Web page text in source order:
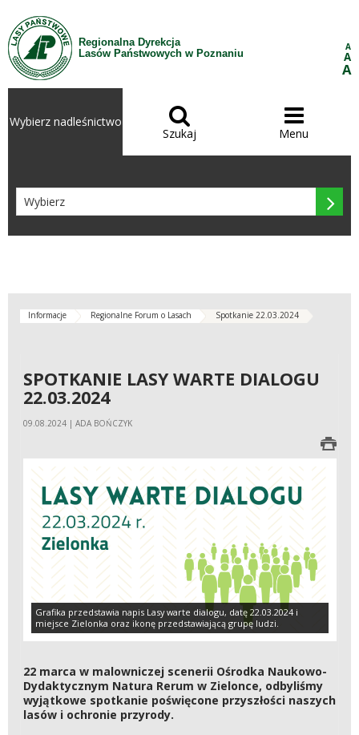
Przejdź do treści
Regionalna Dyrekcja
Lasów Państwowych w Poznaniu
A
A
A
Wybierz nadleśnictwo 
Szukaj

Menu

Informacje Regionalne Forum o Lasach Spotkanie 22.03.2024
SPOTKANIE LASY WARTE DIALOGU
22.03.2024
09.08.2024 | ADA BOŃCZYK
Grafika przedstawia napis Lasy warte dialogu, datę 22.03.2024 i
miejsce Zielonka oraz ikonę przedstawiającą grupę ludzi.
22 marca w malowniczej scenerii Ośrodka Naukowo-
Dydaktycznym Natura Rerum w Zielonce, odbyliśmy
wyjątkowe spotkanie poświęcone przyszłości naszych
lasów i ochronie przyrody.